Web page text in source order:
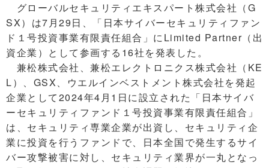
グローバルセキュリティエキスパート株式会社（G
SX）は7月29日、「日本サイバーセキュリティファン
ド１号投資事業有限責任組合」にLimited Partner（出
資企業）として参画する16社を発表した。
兼松株式会社、兼松エレクトロニクス株式会社（KE
L）、GSX、ウエルインベストメント株式会社を発起
企業として2024年4月1日に設立された「日本サイバ
ーセキュリティファンド１号投資事業有限責任組合」
は、セキュリティ専業企業が出資し、セキュリティ企
業に投資を行うファンドで、日本全国で発生するサイ
バー攻撃被害に対し、セキュリティ業界が一丸となっ